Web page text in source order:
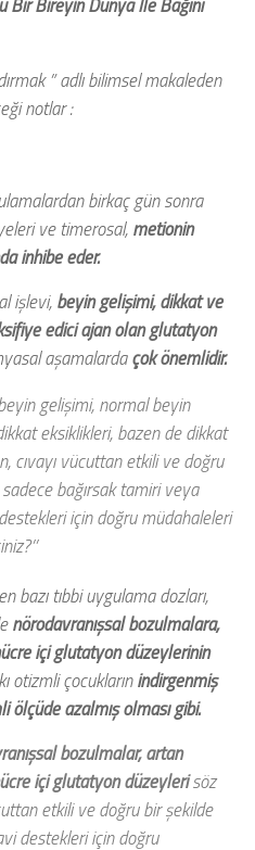
” adlı bilimsel makaleden
notlar :
birkaç gün sonra
ve timerosal, metionin
inhibe eder.
işlevi,beyin gelişimi, dikkat ve
edici ajan olan glutatyon
aşamalardaçok önemlidir.
beyin gelişimi, normal beyin
eksiklikleri, bazen de dikkat
cıvayı vücuttan etkili ve doğru
bağırsak tamiri veya
için doğru müdahaleleri
bazı tıbbi uygulama dozları,
nörodavranışsal bozulmalara,
içi glutatyon düzeylerinin
otizmli çocuklarınindirgenmiş
azalmış olması gibi.
bozulmalar, artan
içi glutatyon düzeylerisöz
etkili ve doğru bir şekilde
destekleri için doğru